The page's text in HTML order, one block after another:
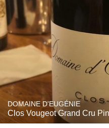
DOMAINE D'EUGÉNIE
Clos Vougeot Grand Cru